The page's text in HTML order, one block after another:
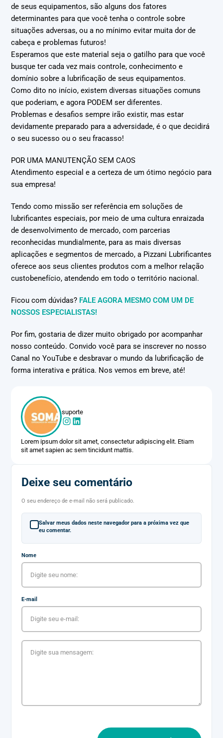
de seus equipamentos, são alguns dos fatores
determinantes para que você tenha o controle sobre
situações adversas, ou a no mínimo evitar muita dor de
cabeça e problemas futuros!
Esperamos que este material seja o gatilho para que você
busque ter cada vez mais controle, conhecimento e
domínio sobre a lubrificação de seus equipamentos.
Como dito no início, existem diversas situações comuns
que poderiam, e agora PODEM ser diferentes.
Problemas e desafios sempre irão existir, mas estar
devidamente preparado para a adversidade, é o que decidirá
o seu sucesso ou o seu fracasso!
POR UMA MANUTENÇÃO SEM CAOS
Atendimento especial e a certeza de um ótimo negócio para
sua empresa!
Tendo como missão ser referência em soluções de
lubrificantes especiais, por meio de uma cultura enraizada
de desenvolvimento de mercado, com parcerias
reconhecidas mundialmente, para as mais diversas
aplicações e segmentos de mercado, a Pizzani Lubrificantes
oferece aos seus clientes produtos com a melhor relação
custo­benefício, atendendo em todo o território nacional.
Ficou com dúvidas? FALE AGORA MESMO COM UM DE
NOSSOS ESPECIALISTAS!
Por fim, gostaria de dizer muito obrigado por acompanhar
nosso conteúdo. Convido você para se inscrever no nosso
Canal no YouTube e desbravar o mundo da lubrificação de
forma interativa e prática. Nos vemos em breve, até!
suporte
Lorem ipsum dolor sit amet, consectetur adipiscing elit. Etiam
sit amet sapien ac sem tincidunt mattis.
Deixe seu comentário
O seu endereço de e-mail não será publicado.
Salvar meus dados neste navegador para a próxima vez que
eu comentar.
Nome
E-mail